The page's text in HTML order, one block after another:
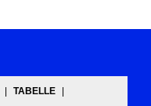
TABELLE